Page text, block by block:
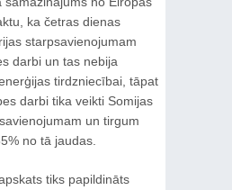
ka četras dienas
starpsavienojumam
darbi un tas nebija
tirdzniecībai, tāpat
darbi tika veikti Somijas
un tirgum
no tā jaudas.
tiks papildināts